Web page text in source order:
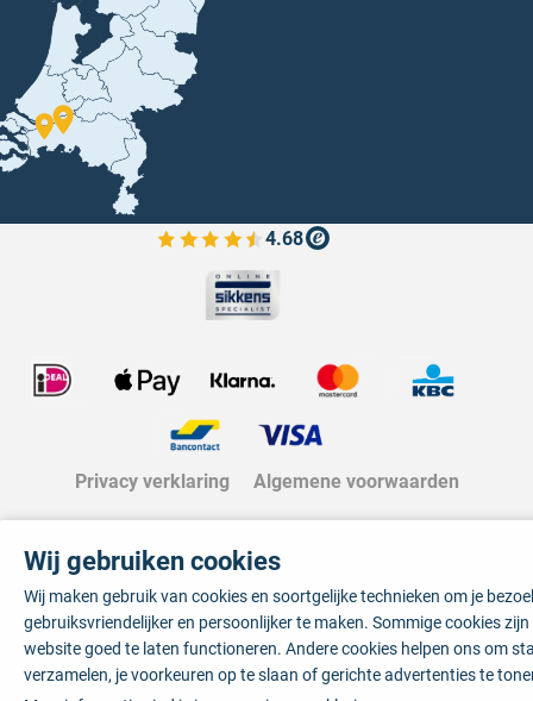
4.68
Bekijk de verfplaza beoordelingen
Privacy verklaring Algemene voorwaarden
Wij gebruiken cookies
Wij maken gebruik van cookies en soortgelijke technieken om je
gebruiksvriendelijker en persoonlijker te maken. Sommige cookies
website goed te laten functioneren. Andere cookies helpen ons om
verzamelen, je voorkeuren op te slaan of gerichte advertenties te